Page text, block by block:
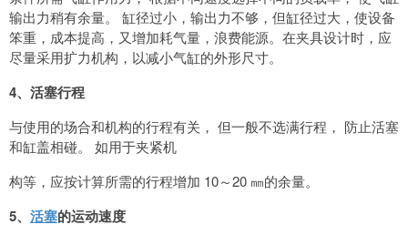
输出力稍有余量。 缸径过小，输出力不够，但缸径过大，使设备
笨重，成本提高，又增加耗气量，浪费能源。在夹具设计时，应
尽量采用扩力机构，以减小气缸的外形尺寸。
4、活塞行程
与使用的场合和机构的行程有关， 但一般不选满行程， 防止活塞
和缸盖相碰。 如用于夹紧机
构等，应按计算所需的行程增加 10～20 ㎜的余量。
5、 活塞的运动速度